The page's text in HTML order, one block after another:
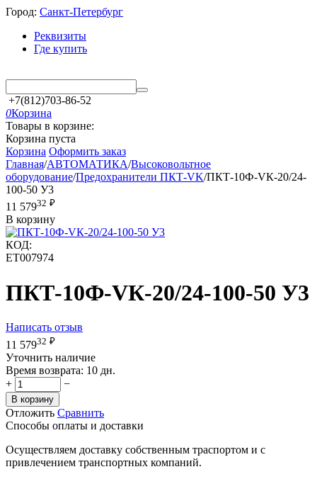
Город: Санкт-Петербург
Реквизиты
Где купить
+7(812)703-86-52
0Корзина
Товары в корзине:
Корзина пуста
Корзина Оформить заказ
Главная/АВТОМАТИКА/Высоковольтное
оборудование/Предохранители ПКТ-VK/ПКТ-10Ф-VК-20/24-
100-50 У3
11 57932 ₽
В корзину
КОД:
ET007974
ПКТ-10Ф-VК-20/24-100-50 У3
Написать отзыв
11 57932 ₽
Уточнить наличие
Время возврата: 10 дн.
+
−
В корзину
Отложить Сравнить
Способы оплаты и доставки
Осуществляем доставку собственным траспортом и с
привлечением транспортных компаний.